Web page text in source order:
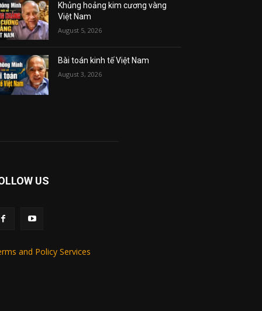
Khủng hoảng kim cương vàng
Việt Nam
August 5, 2026
Bài toán kinh tế Việt Nam
August 3, 2026
US
and Policy Services